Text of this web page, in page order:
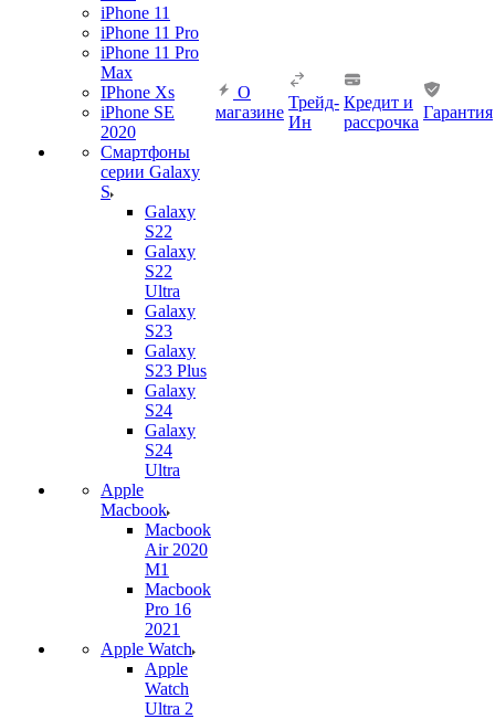
iPhone 11
iPhone 11 Pro
iPhone 11 Pro
Max
IPhone Xs
iPhone SE
2020
Смартфоны
серии Galaxy
S
Galaxy
S22
Galaxy
S22
Ultra
Galaxy
S23
Galaxy
S23 Plus
Galaxy
S24
Galaxy
S24
Ultra
Apple
Macbook
Macbook
Air 2020
M1
Macbook
Pro 16
2021
Apple Watch
Apple
Watch
Ultra 2
О
магазине
Трейд-
Ин
Кредит и
рассрочка
Гарантия